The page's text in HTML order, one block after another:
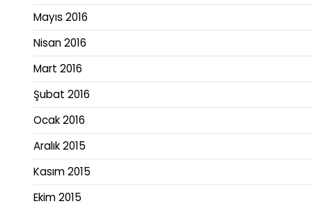
Mayıs 2016
Nisan 2016
Mart 2016
Şubat 2016
Ocak 2016
Aralık 2015
Kasım 2015
Ekim 2015